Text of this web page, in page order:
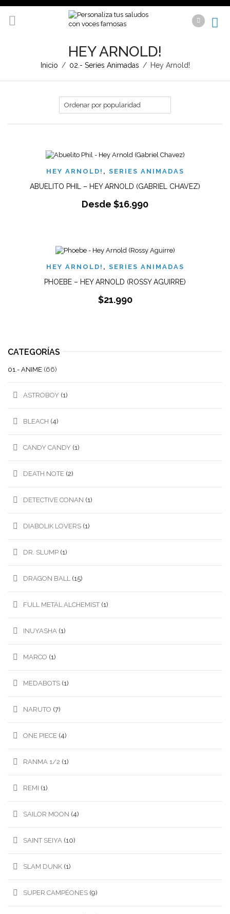
HEY ARNOLD!
Inicio / 02.- Series Animadas / Hey Arnold!
HEY ARNOLD! , SERIES ANIMADAS
ABUELITO PHIL – HEY ARNOLD (GABRIEL CHAVEZ)
Desde $16.990
HEY ARNOLD! , SERIES ANIMADAS
PHOEBE – HEY ARNOLD (ROSSY AGUIRRE)
$21.990
CATEGORÍAS
01.- ANIME (66)
ASTROBOY (1)
BLEACH (4)
CANDY CANDY (1)
DEATH NOTE (2)
DETECTIVE CONAN (1)
DIABOLIK LOVERS (1)
DR. SLUMP (1)
DRAGON BALL (15)
FULL METAL ALCHEMIST (1)
INUYASHA (1)
MARCO (1)
MEDABOTS (1)
NARUTO (7)
ONE PIECE (4)
RANMA 1/2 (1)
REMI (1)
SAILOR MOON (4)
SAINT SEIYA (10)
SLAM DUNK (1)
SUPER CAMPÉONES (9)